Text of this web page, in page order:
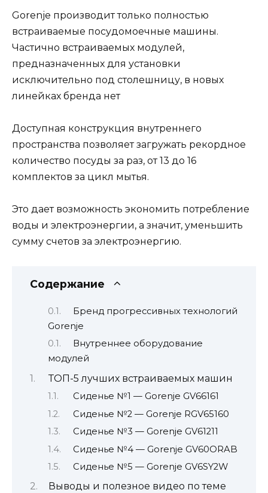
Gorenje производит только полностью
встраиваемые посудомоечные машины.
Частично встраиваемых модулей,
предназначенных для установки
исключительно под столешницу, в новых
линейках бренда нет
Доступная конструкция внутреннего
пространства позволяет загружать рекордное
количество посуды за раз, от 13 до 16
комплектов за цикл мытья.
Это дает возможность экономить потребление
воды и электроэнергии, а значит, уменьшить
сумму счетов за электроэнергию.
Содержание
Бренд прогрессивных технологий
Gorenje
Внутреннее оборудование
модулей
ТОП-5 лучших встраиваемых машин
Сиденье №1 — Gorenje GV66161
Сиденье №2 — Gorenje RGV65160
Сиденье №3 — Gorenje GV61211
Сиденье №4 — Gorenje GV60ORAB
Сиденье №5 — Gorenje GV6SY2W
Выводы и полезное видео по теме